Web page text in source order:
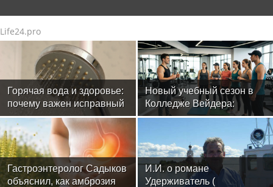
Life24.pro
Горячая вода и здоровье:
почему важен исправный
водонагреватель
Новый учебный сезон в
Колледже Вейдера:
стартовали очные
фитнес-тренеров и
специалистов индустрии
здоровья
Гастроэнтеролог Садыков
объяснил, как амброзия
И.И. о романе
Удерживатель (